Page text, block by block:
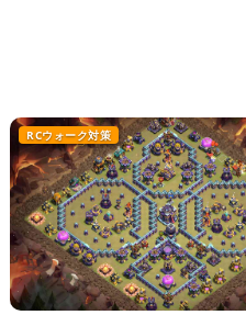
RCウォーク対策